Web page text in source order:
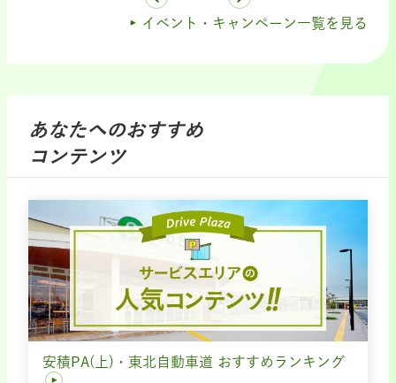
イベント・キャンペーン一覧を見る
あなたへのおすすめ
コンテンツ
安積PA(上)・東北自動車道 おすすめランキング